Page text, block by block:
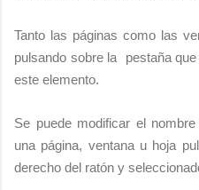
Tanto las páginas como las
pulsando sobre la pestaña
este elemento.
Se puede modificar el
una página, ventana u hoja
derecho del ratón y